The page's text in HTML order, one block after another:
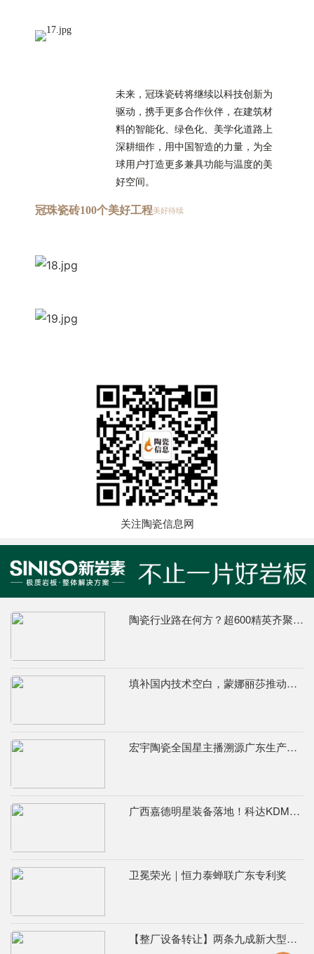
未来，冠珠瓷砖将继续以科技创新为
驱动，携手更多合作伙伴，在建筑材
料的智能化、绿色化、美学化道路上
深耕细作，用中国智造的力量，为全
球用户打造更多兼具功能与温度的美
好空间。
冠珠瓷砖100个美好工程美好待续
关注陶瓷信息网
陶瓷行业路在何方？超600精英齐聚陶业年度思想盛会，樊纲、何乾、龙建刚献智破局
填补国内技术空白，蒙娜丽莎推动国际标准落地本地国标
宏宇陶瓷全国星主播溯源广东生产基地，进阶ROI长效变现新路径
广西嘉德明星装备落地！科达KDM526连续球磨系统实力出圈
卫冕荣光｜恒力泰蝉联广东专利奖
【整厂设备转让】两条九成新大型辊道窑